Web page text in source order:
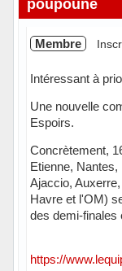
poupoune
Membre
Intéressant à
Une nouvelle
Espoirs.
Concrètement,
Etienne,
Ajaccio,
Havre et l'OM)
des demi-finales
https://